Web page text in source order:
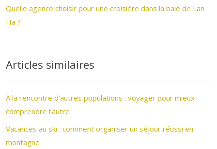
Quelle agence choisir pour une croisière dans la baie de Lan
Ha ?
Articles similaires
À la rencontre d’autres populations : voyager pour mieux
comprendre l’autre
Vacances au ski : comment organiser un séjour réussi en
montagne